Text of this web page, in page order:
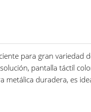
para gran variedad
pantalla táctil
duradera, es